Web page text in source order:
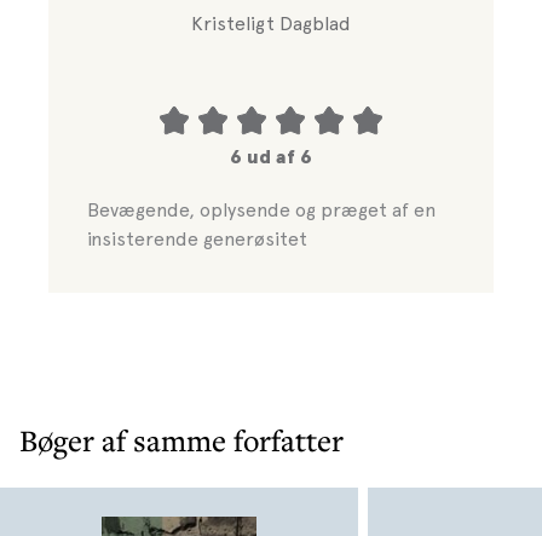
Kristeligt Dagblad
6 ud af 6
Bevægende, oplysende og præget af en
insisterende generøsitet
Bøger af samme forfatter